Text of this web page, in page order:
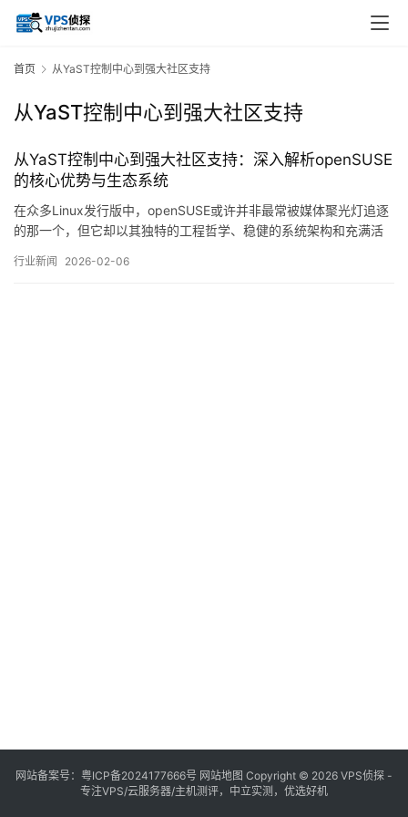
首页 从YaST控制中心到强大社区支持
从YaST控制中心到强大社区支持
从YaST控制中心到强大社区支持：深入解析openSUSE
的核心优势与生态系统
在众多Linux发行版中，openSUSE或许并非最常被媒体聚光灯追逐
的那一个，但它却以其独特的工程哲学、稳健的系统架构和充满活
理解openSUSE的魅力，我们需要超越简单的版本号与功能列表，
行业新闻 2026-02-06
网站备案号： 粤ICP备2024177666号 网站地图 Copyright © 2026 VPS侦探 -
专注VPS/云服务器/主机测评，中立实测，优选好机